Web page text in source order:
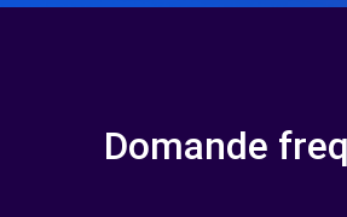
Domande